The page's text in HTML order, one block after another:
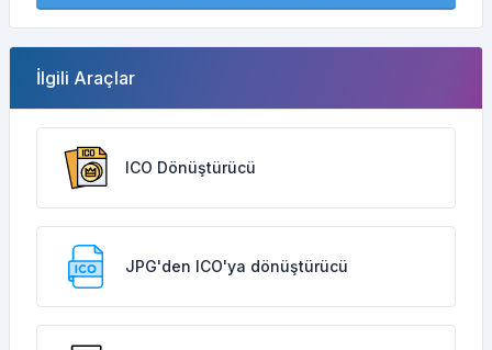
İlgili Araçlar
ICO Dönüştürücü
JPG'den ICO'ya dönüştürücü